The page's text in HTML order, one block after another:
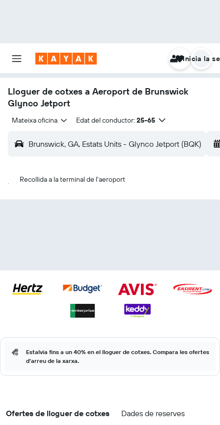
Inicia la
Lloguer de cotxes a Aeroport de Brunswick
Glynco Jetport
Mateixa oficina Edat del conductor: 25-65
Brunswick, GA, Estats Units - Glynco Jetport (BQK)
Recollida a la terminal de l'aeroport
Estalvia fins a un 40% en el lloguer de cotxes. Compara les ofertes
d'arreu de la xarxa.
Ofertes de lloguer de cotxes Dades de reserves